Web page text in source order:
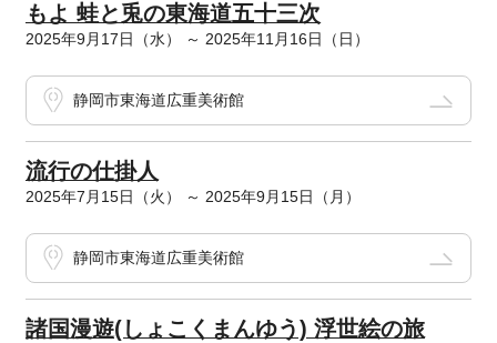
もよ 蛙と兎の東海道五十三次
2025年9月17日（水） ～ 2025年11月16日（日）
静岡市東海道広重美術館
流行の仕掛人
2025年7月15日（火） ～ 2025年9月15日（月）
静岡市東海道広重美術館
諸国漫遊(しょこくまんゆう) 浮世絵の旅